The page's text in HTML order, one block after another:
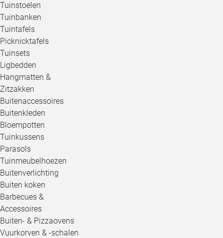
Tuinstoelen
Tuinbanken
Tuintafels
Picknicktafels
Tuinsets
Ligbedden
Hangmatten &
Zitzakken
Buitenaccessoires
Buitenkleden
Bloempotten
Tuinkussens
Parasols
Tuinmeubelhoezen
Buitenverlichting
Buiten koken
Barbecues &
Accessoires
Buiten- & Pizzaovens
Vuurkorven & -schalen